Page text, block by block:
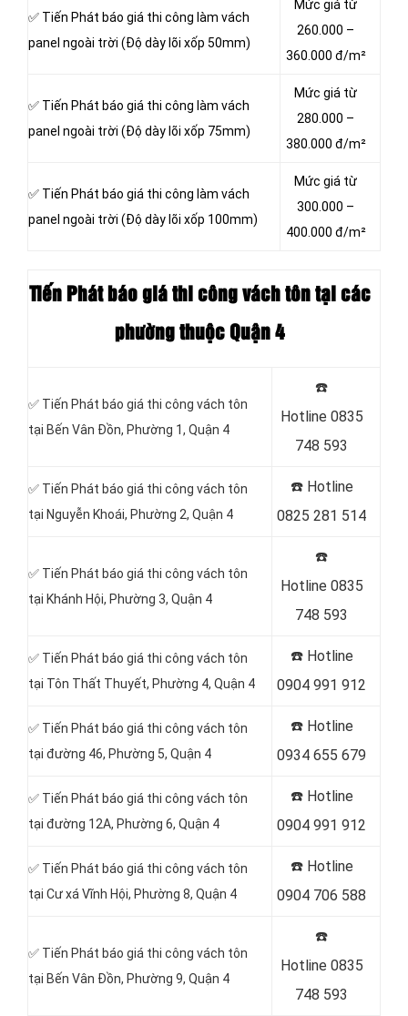
✅ Tiến Phát báo giá thi công làm vách
panel ngoài trời (Độ dày lõi xốp 50mm)
Mức giá từ
260.000 –
360.000 đ/m²
✅ Tiến Phát báo giá thi công làm vách
panel ngoài trời (Độ dày lõi xốp 75mm)
Mức giá từ
280.000 –
380.000 đ/m²
✅ Tiến Phát báo giá thi công làm vách
panel ngoài trời (Độ dày lõi xốp 100mm)
Mức giá từ
300.000 –
400.000 đ/m²
Tiến Phát báo giá thi công vách tôntại các
phường thuộc Quận 4
✅ Tiến Phát báo giá thi công vách tôn
tại Bến Vân Ðồn, Phường 1, Quận 4
☎️
Hotline 0835
748 593
✅ Tiến Phát báo giá thi công vách tôn
tại Nguyễn Khoái, Phường 2, Quận 4
☎️ Hotline
0825 281 514
✅ Tiến Phát báo giá thi công vách tôn
tại Khánh Hội, Phường 3, Quận 4
☎️
Hotline 0835
748 593
✅ Tiến Phát báo giá thi công vách tôn
tại Tôn Thất Thuyết, Phường 4, Quận 4
☎️ Hotline
0904 991 912
✅ Tiến Phát báo giá thi công vách tôn
tại đường 46, Phường 5, Quận 4
☎️ Hotline
0934 655 679
✅ Tiến Phát báo giá thi công vách tôn
tại đường 12A, Phường 6, Quận 4
☎️ Hotline
0904 991 912
✅ Tiến Phát báo giá thi công vách tôn
tại Cư xá Vĩnh Hội, Phường 8, Quận 4
☎️ Hotline
0904 706 588
✅ Tiến Phát báo giá thi công vách tôn
tại Bến Vân Đồn, Phường 9, Quận 4
☎️
Hotline 0835
748 593